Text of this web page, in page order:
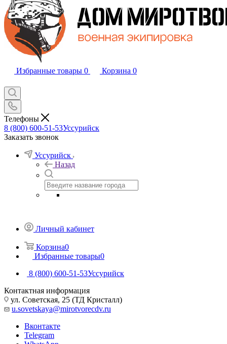
Избранные товары 0 Корзина 0
Телефоны
8 (800) 600-51-53Уссурийск
Заказать звонок
Уссурийск
Назад
Личный кабинет
Корзина0
Избранные товары0
8 (800) 600-51-53Уссурийск
Контактная информация
ул. Советская, 25 (ТД Кристалл)
u.sovetskaya@mirotvorecdv.ru
Вконтакте
Telegram